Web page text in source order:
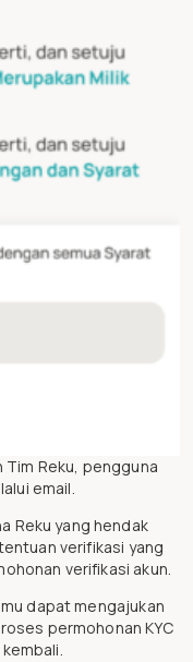
Reku, pengguna
email.
Reku yang hendak
verifikasi yang
verifikasi akun.
dapat mengajukan
permohonan KYC